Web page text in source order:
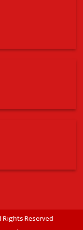
Reserved